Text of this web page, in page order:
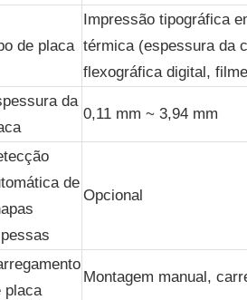
de placa
Impressão tipográfica
térmica (espessura da
flexográfica digital,
da
0,11 mm ~ 3,94 mm
de
Opcional
placa
Montagem manual,